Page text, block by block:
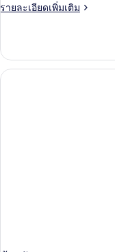
รายละเอียดเพิ่มเติม
ราย
เกี่ยว
กับ
ห้อง